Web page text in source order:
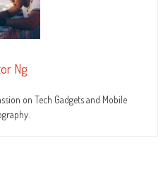
Ng
on Tech Gadgets and Mobile